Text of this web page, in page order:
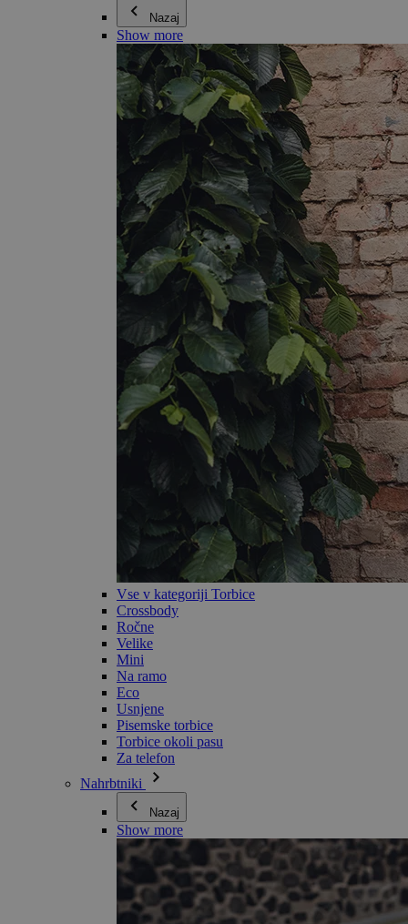
Nazaj
Show more
Vse v kategoriji Torbice
Crossbody
Ročne
Velike
Mini
Na ramo
Eco
Usnjene
Pisemske torbice
Torbice okoli pasu
Za telefon
Nahrbtniki
Nazaj
Show more